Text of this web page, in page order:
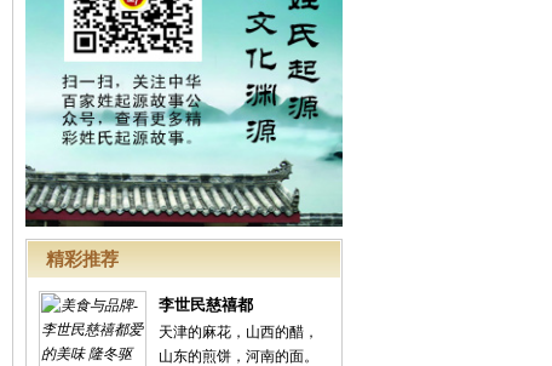
精彩推荐
李世民慈禧都
天津的麻花，山西的醋，
山东的煎饼，河南的面。